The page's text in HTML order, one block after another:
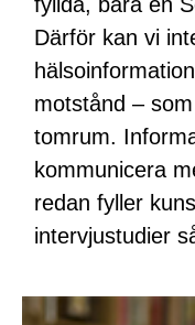
Därför kan vi
motstånd –
tomrum.
kommunicera
redan fyller
intervjustudier